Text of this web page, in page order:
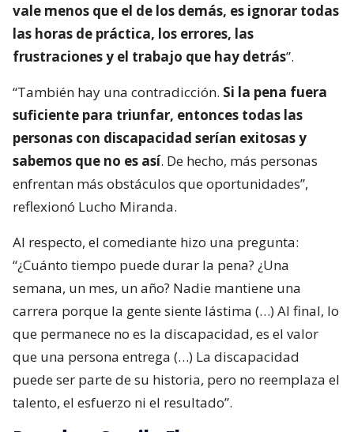
vale menos que el de los demás, es ignorar todas
las horas de práctica, los errores, las
frustraciones y el trabajo que hay detrás”.
“También hay una contradicción. Si la pena fuera
suficiente para triunfar, entonces todas las
personas con discapacidad serían exitosas y
sabemos que no es así. De hecho, más personas
enfrentan más obstáculos que oportunidades”,
reflexionó Lucho Miranda.
Al respecto, el comediante hizo una pregunta:
“¿Cuánto tiempo puede durar la pena? ¿Una
semana, un mes, un año? Nadie mantiene una
carrera porque la gente siente lástima (…) Al final, lo
que permanece no es la discapacidad, es el valor
que una persona entrega (…) La discapacidad
puede ser parte de su historia, pero no reemplaza el
talento, el esfuerzo ni el resultado”.